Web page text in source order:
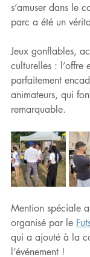
s’amuser dans le
parc a été un
Jeux gonflables,
culturelles : l’offre
parfaitement
animateurs, qui
remarquable.
Mention spéciale
organisé par le
qui a ajouté à la
l’événement !